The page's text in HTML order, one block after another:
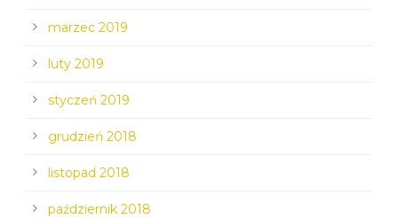
marzec 2019
luty 2019
styczeń 2019
grudzień 2018
listopad 2018
październik 2018